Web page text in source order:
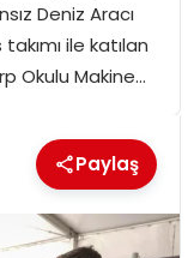
Deniz Aracı
ile katılan
Okulu Makine…
Paylaş